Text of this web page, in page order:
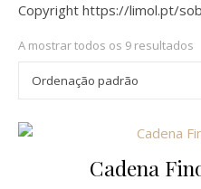
Copyright https://limol.pt/
A mostrar todos os 9 resultados
Cadena